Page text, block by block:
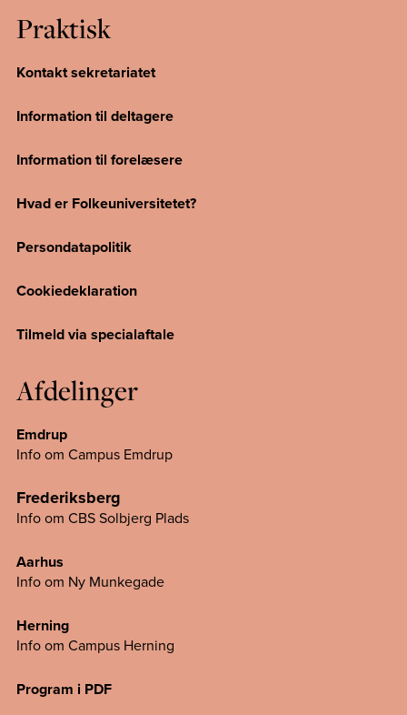
Praktisk
Kontakt sekretariatet
Information til deltagere
Information til forelæsere
Hvad er Folkeuniversitetet?
Persondatapolitik
Cookiedeklaration
Tilmeld via specialaftale
Afdelinger
Emdrup
Info om Campus Emdrup
Frederiksberg
Info om CBS Solbjerg Plads
Aarhus
Info om Ny Munkegade
Herning
Info om Campus Herning
Program i PDF